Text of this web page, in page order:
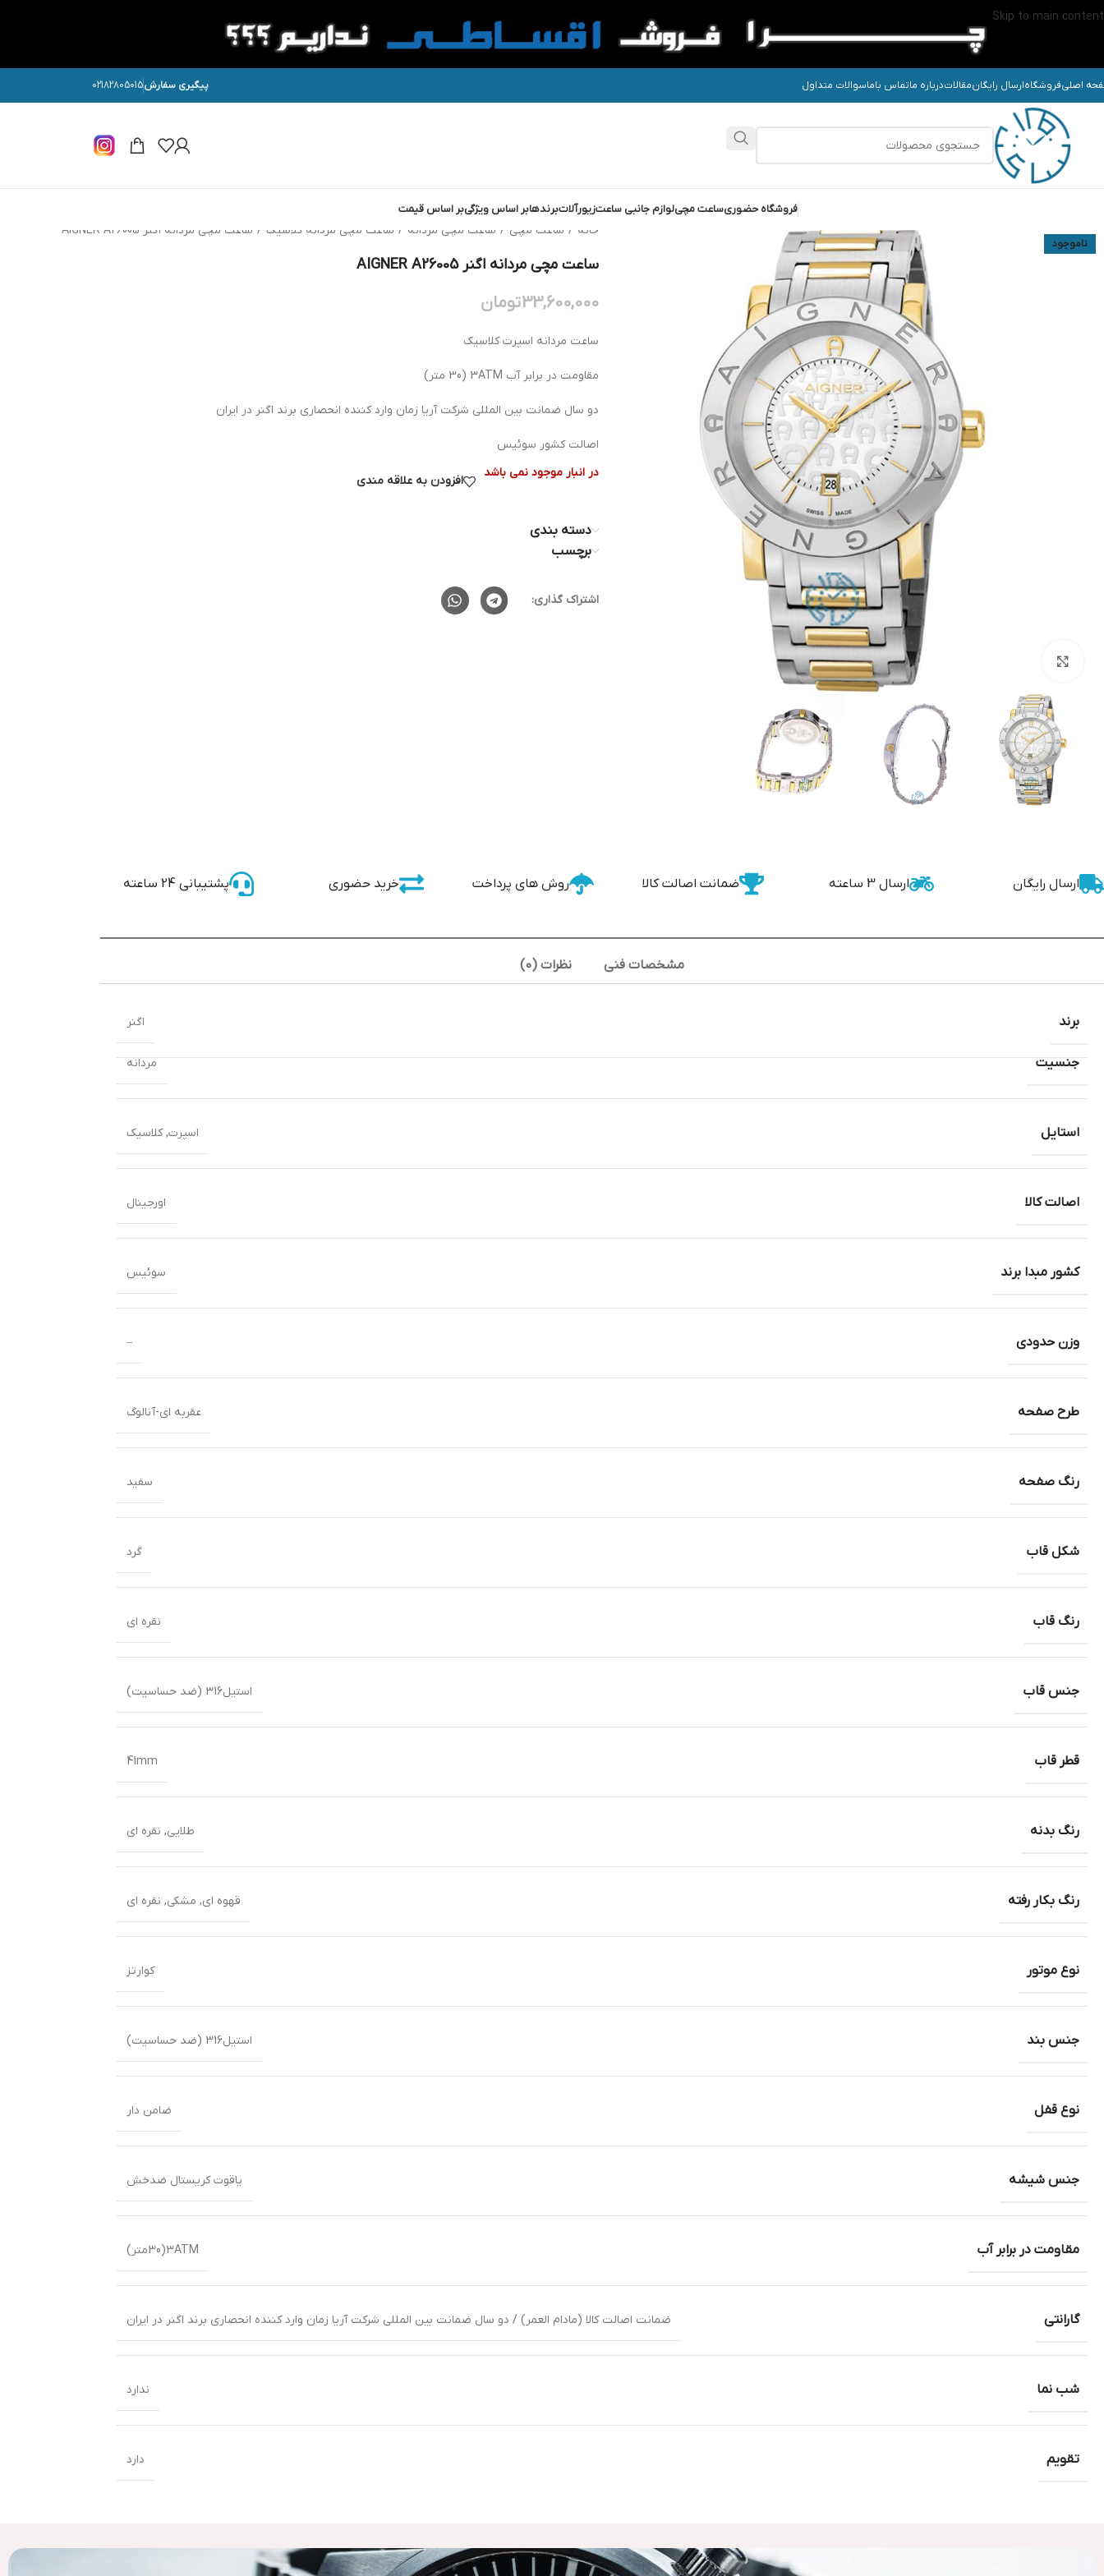
Skip to main content
اصلیفروشگاهارسال رایگانمقالاتدرباره ماتماس باماسوالات متداول پیگیری سفارش02182805015
فروشگاه حضوریساعت مچیلوازم جانبی ساعتزیورآلاتبرندهابر اساس ویژگیبر اساس قیمت
ناموجود
خانه / ساعت مچی / ساعت مچی مردانه / ساعت مچی مردانه کلاسیک / ساعت مچی مردانه اگنر AIGNER A26005
ساعت مچی مردانه اگنر AIGNER A26005
33,600,000تومان
ساعت مردانه اسپرت کلاسیک
مقاومت در برابر آب 3ATM (30 متر)
دو سال ضمانت بین المللی شرکت آریا زمان وارد کننده انحصاری برند اگنر در ایران
اصالت کشور سوئیس
در انبار موجود نمی باشد
افزودن به علاقه مندی
دسته بندی
برچسب
اشتراک گذاری:
ارسال رایگان ارسال 3 ساعته ضمانت اصالت کالا روش های پرداخت خرید حضوری پشتیبانی 24 ساعته
مشخصات فنی نظرات (0)
جنسیت مردانه
استایل اسپرت,کلاسیک
اصالت کالا اورجینال
کشور مبدا برند سوئیس
وزن حدودی –
طرح صفحه عقربه ای-آنالوگ
رنگ صفحه سفید
شکل قاب گرد
رنگ قاب نقره ای
جنس قاب استیل316 (ضد حساسیت)
قطر قاب 41mm
رنگ بدنه طلایی, نقره ای
رنگ بکار رفته قهوه ای, مشکی, نقره ای
نوع موتور کوارتز
جنس بند استیل316 (ضد حساسیت)
نوع قفل ضامن دار
جنس شیشه یاقوت کریستال ضدخش
مقاومت در برابر آب 3ATM(30متر)
گارانتی ضمانت اصالت کالا (مادام العمر) / دو سال ضمانت بین المللی شرکت آریا زمان وارد کننده انحصاری برند اگنر در ایران
شب نما ندارد
تقویم دارد
برند اگنر